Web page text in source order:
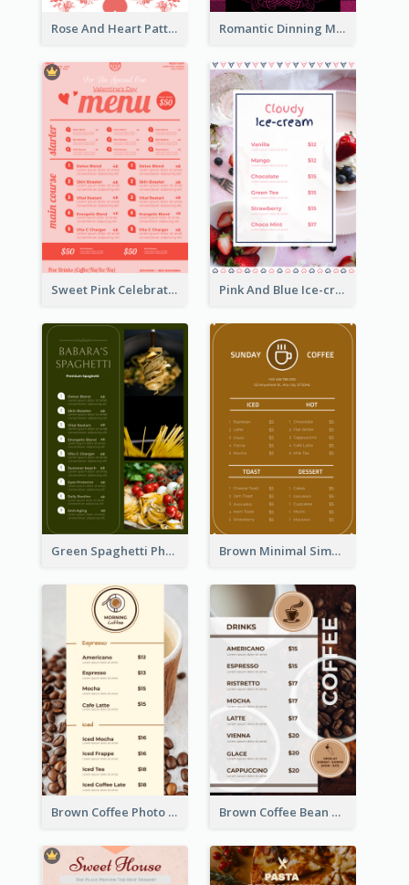
Rose And Heart Pattern Menu Design Ideas Romantic Dinning Menu For Two Design Templates
Sweet Pink Celebration Menu Template Design Pink And Blue Ice-cream Photo Dessert Menu
Green Spaghetti Photos Grand Restaurant Menu Brown Minimal Simple Cafe Menu
Brown Coffee Photo Coffee Shop Menu Brown Coffee Bean Background Café Menu